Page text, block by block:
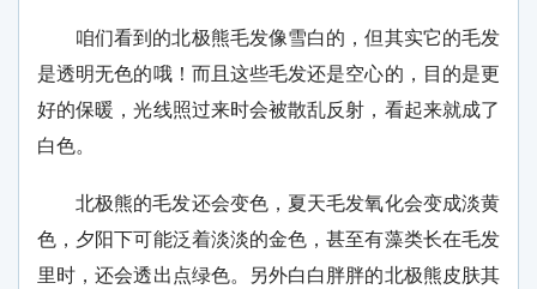
咱们看到的北极熊毛发像雪白的，但其实它的毛发
是透明无色的哦！而且这些毛发还是空心的，目的是更
好的保暖，光线照过来时会被散乱反射，看起来就成了
白色。
北极熊的毛发还会变色，夏天毛发氧化会变成淡黄
色，夕阳下可能泛着淡淡的金色，甚至有藻类长在毛发
里时，还会透出点绿色。另外白白胖胖的北极熊皮肤其